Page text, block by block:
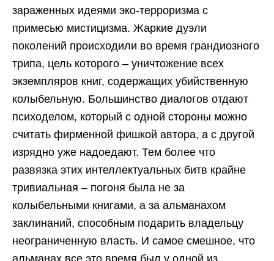
зараженных идеями эко-терроризма с
примесью мистицизма. Жаркие дуэли
поколений происходили во время грандиозного
трипа, цель которого – уничтожение всех
экземпляров книг, содержащих убийственную
колыбельную. Большинство диалогов отдают
психоделом, который с одной стороны можно
считать фирменной фишкой автора, а с другой
изрядно уже надоедают. Тем более что
развязка этих интеллектуальных битв крайне
тривиальная – погоня была не за
колыбельными книгами, а за альманахом
заклинаний, способным подарить владельцу
неограниченную власть. И самое смешное, что